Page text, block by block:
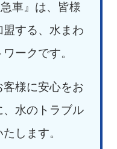
車』は、皆様
する、水まわ
ークです。
客様に安心をお
水のトラブル
します。